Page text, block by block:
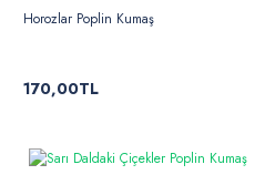
Horozlar Poplin Kumaş
170,00TL